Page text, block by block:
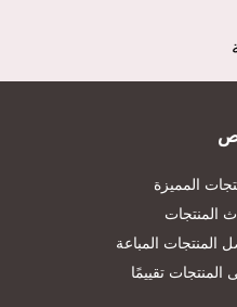
المميزة
المنتجات
المنتجات المباعة
المنتجات تقييمًا